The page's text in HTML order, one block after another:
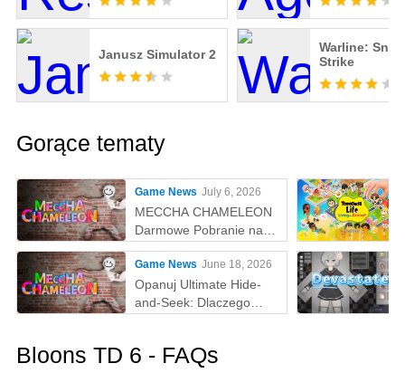
Janusz Simulator 2
Warline:
Strike
Gorące tematy
Game News July 6, 2026
MECCHA CHAMELEON
Darmowe Pobranie na
PC
Game News June 18, 2026
Opanuj Ultimate Hide-
and-Seek: Dlaczego
MECCHA CHAMELEON
Bloons TD 6 - FAQs